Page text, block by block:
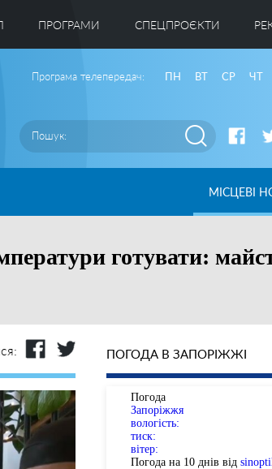
ПРОГРАМИ CПЕЦПРОЄКТИ
Програма телепередач: ПН ВТ СР ЧТ
МІСЦЕВІ
готувати:
ПОГОДА В ЗАПОРІЖЖІ
Погода
Запоріжжя
вологість:
тиск:
вітер:
Погода на 10 днів від